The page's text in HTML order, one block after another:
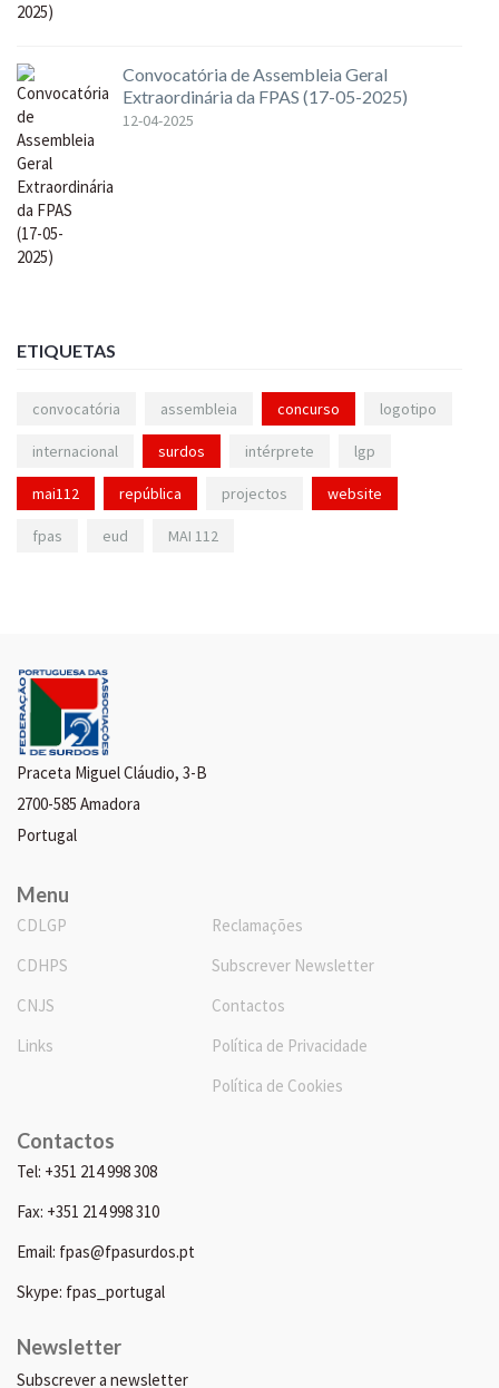
Convocatória de Assembleia Geral
Extraordinária da FPAS (17-05-2025)
12-04-2025
ETIQUETAS
convocatória assembleia concurso logotipo
internacional surdos intérprete lgp
mai112 república projectos website
fpas eud MAI 112
Praceta Miguel Cláudio, 3-B
2700-585 Amadora
Portugal
Menu
CDLGP
CDHPS
CNJS
Links
Reclamações
Subscrever Newsletter
Contactos
Política de Privacidade
Política de Cookies
Contactos
Tel: +351 214 998 308
Fax: +351 214 998 310
Email: fpas@fpasurdos.pt
Skype: fpas_portugal
Newsletter
Subscrever a newsletter